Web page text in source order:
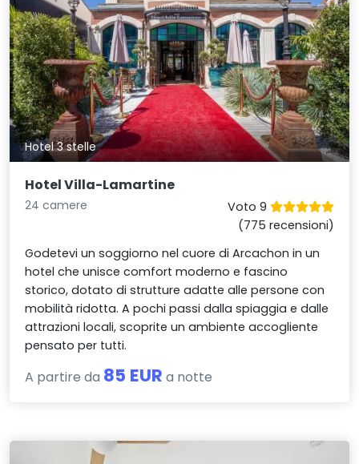
Hotel 3 stelle
Hotel Villa-Lamartine
24 camere
Voto 9
(775 recensioni)
Godetevi un soggiorno nel cuore di Arcachon in un
hotel che unisce comfort moderno e fascino
storico, dotato di strutture adatte alle persone con
mobilità ridotta. A pochi passi dalla spiaggia e dalle
attrazioni locali, scoprite un ambiente accogliente
pensato per tutti.
A partire da 85 EUR a notte